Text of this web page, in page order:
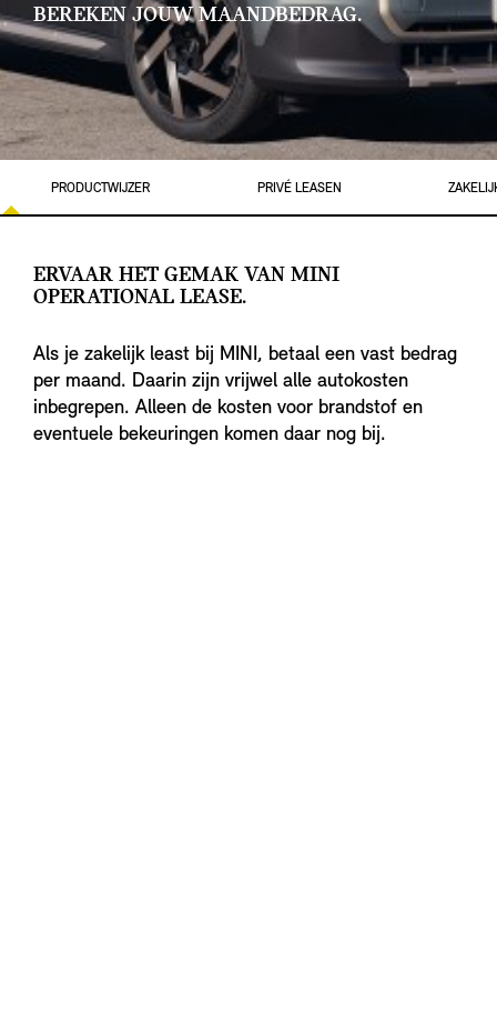
BEREKEN JOUW MAANDBEDRAG.
PRODUCTWIJZER PRIVÉ LEASEN
ERVAAR HET GEMAK VAN MINI
OPERATIONAL LEASE.
Als je zakelijk least bij MINI, betaal een vast bedrag
per maand. Daarin zijn vrijwel alle autokosten
inbegrepen. Alleen de kosten voor brandstof en
eventuele bekeuringen komen daar nog bij.